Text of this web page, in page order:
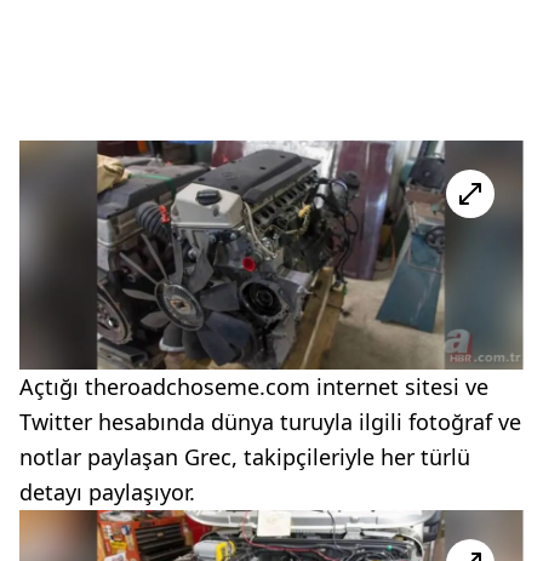
Açtığı theroadchoseme.com internet sitesi ve
Twitter hesabında dünya turuyla ilgili fotoğraf ve
notlar paylaşan Grec, takipçileriyle her türlü
detayı paylaşıyor.